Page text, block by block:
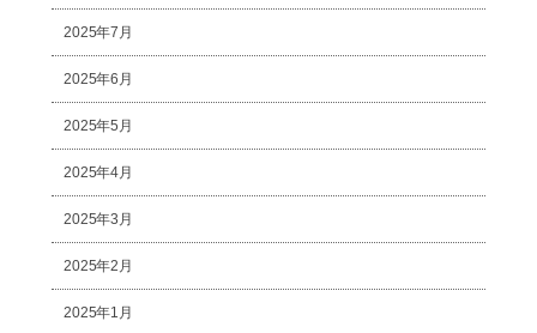
2025年7月
2025年6月
2025年5月
2025年4月
2025年3月
2025年2月
2025年1月